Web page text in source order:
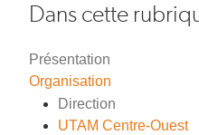
Dans cette
Présentation
Organisation
Direction
UTAM Centre-Ouest